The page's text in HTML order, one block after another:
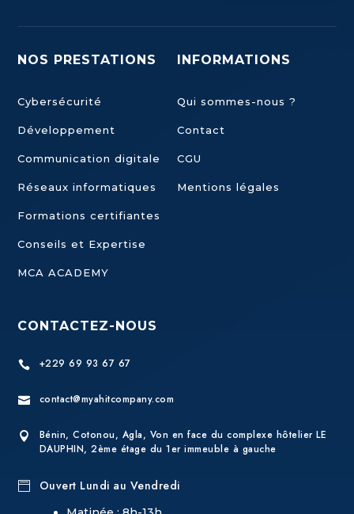
NOS PRESTATIONS
Cybersécurité
Développement
Communication digitale
Réseaux informatiques
Formations certifiantes
Conseils et Expertise
MCA ACADEMY
INFORMATIONS
Qui sommes-nous ?
Contact
CGU
Mentions légales
CONTACTEZ-NOUS
 +229 69 93 67 67
 contact@myahitcompany.com

Bénin, Cotonou, Agla, Von en face du complexe hôtelier LE
DAUPHIN, 2ème étage du 1er immeuble à gauche
 Ouvert Lundi au Vendredi